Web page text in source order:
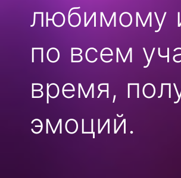
любимому
по всем
время,
эмоций.